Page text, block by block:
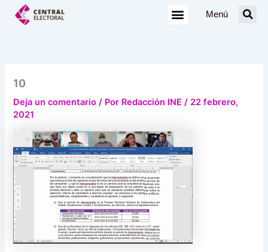
Menú
10
Deja un comentario / Por Redacción INE/ 22 febrero,
2021